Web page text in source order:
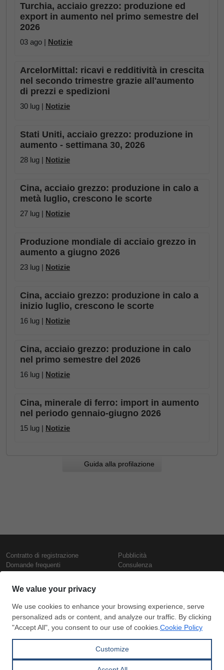
Turchia, acciaio grezzo: produzione ed
export in aumento nel primo semestre del
2026
03 ago | Notizie
ArcelorMittal: ricavi e redditività in crescita
nel secondo trimestre grazie all'aumento
di prezzi e spedizioni
30 lug | Notizie
Stati Uniti, acciaio grezzo: produzione in
aumento - settimana 30, 2026
28 lug | Notizie
Cina, acciaio grezzo: produzione in calo a
metà luglio, crescono le scorte
27 lug | Notizie
Produzione mondiale di acciaio grezzo in
aumento a giugno 2026
23 lug | Notizie
Cina, acciaio grezzo: produzione in calo a
inizio luglio, crescono le scorte
16 lug | Notizie
Cina, acciaio grezzo: produzione in calo
nel primo semestre del 2026
16 lug | Notizie
Cina, minerale di ferro: import in aumento
nel periodo gennaio-giugno 2026
15 lug | Notizie
Guida alla profilazione
Contratto di registrazione
Domande frequenti
Contattaci
Termini di utilizzo
Pubblicità
Consulenza
Prezzi e indici
Prezzi giornalieri rottame
Marketplace Inc.
Tutti i diritti riservati